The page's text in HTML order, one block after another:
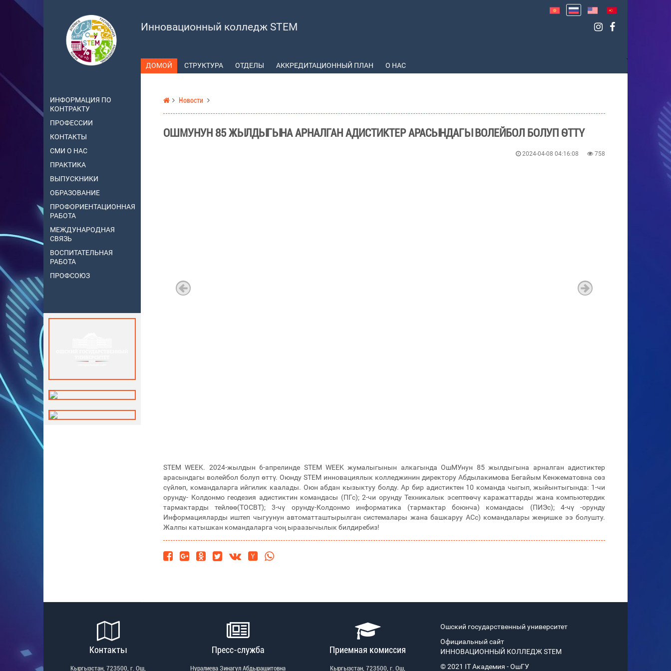
Инновационный колледж STEM
ДОМОЙ СТРУКТУРА ОТДЕЛЫ АККРЕДИТАЦИОННЫЙ ПЛАН О НАС
ИНФОРМАЦИЯ ПО
КОНТРАКТУ
ПРОФЕССИИ
КОНТАКТЫ
СМИ О НАС
ПРАКТИКА
ВЫПУСКНИКИ
ОБРАЗОВАНИЕ
ПРОФОРИЕНТАЦИОННАЯ
РАБОТА
МЕЖДУНАРОДНАЯ
СВЯЗЬ
ВОСПИТАТЕЛЬНАЯ
РАБОТА
ПРОФСОЮЗ
Новости
ОШМУНУН 85 ЖЫЛДЫГЫНА АРНАЛГАН АДИСТИКТЕР АРАСЫНДАГЫ ВОЛЕЙБОЛ БОЛУП ӨТТҮ
2024-04-08 04:16:08 758
STEM WEEK. 2024-жылдын 6-апрелинде STEM WEEK жумалыгынын алкагында ОшМУнун 85 жылдыгына арналган адистиктер
арасындагы волейбол болуп өттү. Оюнду STEM инновациялык колледжинин директору Абдылакимова Бегайым Кенжематовна сөз
сүйлөп, командаларга ийгилик каалады. Оюн абдан кызыктуу болду. Ар бир адистиктен 10 команда чыгып, жыйынтыгында: 1-чи
орунду- Колдонмо геодезия адистиктин командасы (ПГс); 2-чи орунду Техникалык эсептөөчү каражаттарды жана компьютердик
тармактарды тейлөө(ТОСВТ); 3-чү орунду-Колдонмо информатика (тармактар боюнча) командасы (ПИЭс); 4-чү -орунду
Информацияларды иштеп чыгуунун автоматташтырылган системалары жана башкаруу АСс) командалары жеңишке ээ болушту.
Жалпы катышкан командаларга чоң ыраазычылык билдиребиз!
Контакты
Кыргызстан, 723500, г. Ош,
Пресс-служба
Нуралиева Зинагул Абдырашитовна
Приемная комиссия
Кыргызстан, 723500, г. Ош,
Ошский государственный университет
Официальный сайт
ИННОВАЦИОННЫЙ КОЛЛЕДЖ STEM
© 2021 IT Академия - OшГУ